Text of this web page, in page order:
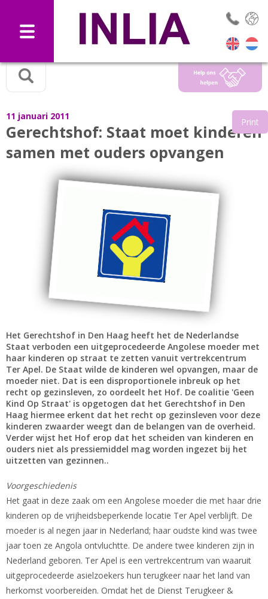
11 januari 2011
Gerechtshof: Staat moet kinderen
samen met ouders opvangen
Print
Het Gerechtshof in Den Haag heeft het de Nederlandse
Staat verboden een uitgeprocedeerde Angolese moeder met
haar kinderen op straat te zetten vanuit vertrekcentrum
Ter Apel. De Staat wilde de kinderen wel opvangen, maar de
moeder niet. Dat is een disproportionele inbreuk op het
recht op gezinsleven, zo oordeelt het Hof. De coalitie 'Geen
Kind Op Straat' is opgetogen dat het Gerechtshof in Den
Haag hiermee erkent dat het recht op gezinsleven voor deze
kinderen zwaarder weegt dan de belangen van de overheid.
Verder wijst het Hof erop dat het scheiden van kinderen en
ouders niet als pressiemiddel mag worden ingezet bij het
uitzetten van gezinnen..
Voorgeschiedenis
Het gaat in deze zaak om een Angolese moeder die met haar drie
kinderen op de vrijheidsbeperkende locatie Ter Apel verblijft. De
moeder is al negen jaar in Nederland; haar oudste kind was twee
jaar toen ze Angola ontvluchtte. De andere twee kinderen zijn in
Nederland geboren. Ter Apel is een vertrekcentrum van waaruit
uitgeprocedeerde asielzoekers hun terugkeer naar het land van
herkomst voorbereiden. Omdat het de Dienst Terugkeer &